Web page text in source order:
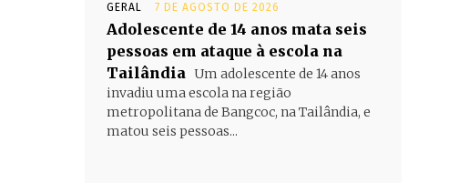
GERAL 7 DE AGOSTO DE 2026
Adolescente de 14 anos mata seis
pessoas em ataque à escola na
Tailândia Um adolescente de 14 anos
invadiu uma escola na região
metropolitana de Bangcoc, na Tailândia, e
matou seis pessoas...